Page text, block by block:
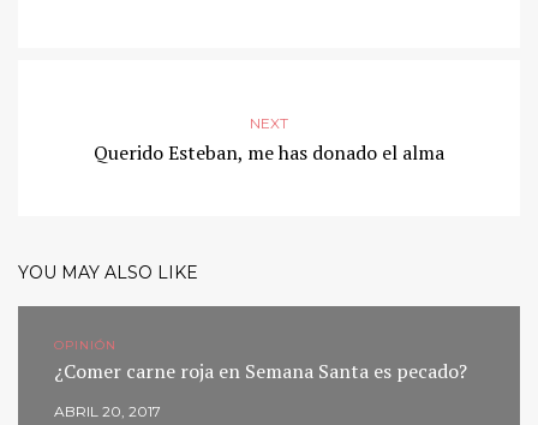
NEXT
Querido Esteban, me has donado el alma
YOU MAY ALSO LIKE
OPINIÓN
¿Comer carne roja en Semana Santa es pecado?
ABRIL 20, 2017